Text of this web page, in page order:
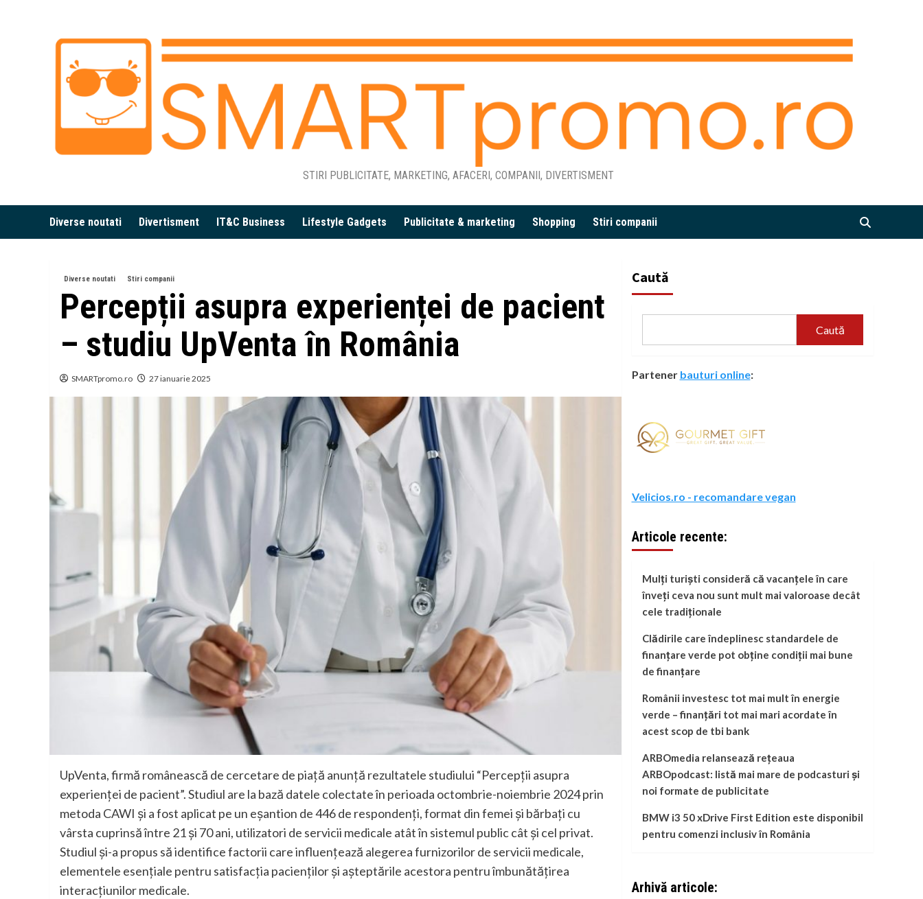
STIRI PUBLICITATE, MARKETING, AFACERI, COMPANII, DIVERTISMENT
Diverse noutati Divertisment IT&C Business Lifestyle Gadgets Publicitate & marketing Shopping Stiri companii
Diverse noutati Stiri companii
Percepții asupra experienței de pacient
– studiu UpVenta în România
SMARTpromo.ro 27 ianuarie 2025
UpVenta, firmă românească de cercetare de piață anunță rezultatele studiului “Percepții asupra
experienței de pacient”. Studiul are la bază datele colectate în perioada octombrie-noiembrie 2024 prin
metoda CAWI și a fost aplicat pe un eșantion de 446 de respondenți, format din femei și bărbați cu
vârsta cuprinsă între 21 și 70 ani, utilizatori de servicii medicale atât în sistemul public cât și cel privat.
Studiul și-a propus să identifice factorii care influențează alegerea furnizorilor de servicii medicale,
elementele esențiale pentru satisfacția pacienților și așteptările acestora pentru îmbunătățirea
interacțiunilor medicale.
Caută
Caută
Partener bauturi online:
Velicios.ro - recomandare vegan
Articole recente:
Mulți turiști consideră că vacanțele în care
înveți ceva nou sunt mult mai valoroase decât
cele tradiționale
Clădirile care îndeplinesc standardele de
finanțare verde pot obține condiții mai bune
de finanțare
Românii investesc tot mai mult în energie
verde – finanțări tot mai mari acordate în
acest scop de tbi bank
ARBOmedia relansează rețeaua
ARBOpodcast: listă mai mare de podcasturi și
noi formate de publicitate
BMW i3 50 xDrive First Edition este disponibil
pentru comenzi inclusiv în România
Arhivă articole: